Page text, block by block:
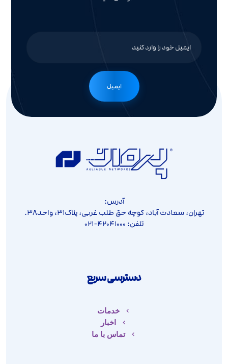
ایمیل
آدرس:
تهران، سعادت آباد، کوچه حق طلب غربی، پلاک۳۱، واحد۳۸.
تلفن: ۴۲۰۴۱۰۰۰-۰۲۱
دسترسی سریع
خدمات
اخبار
تماس با ما